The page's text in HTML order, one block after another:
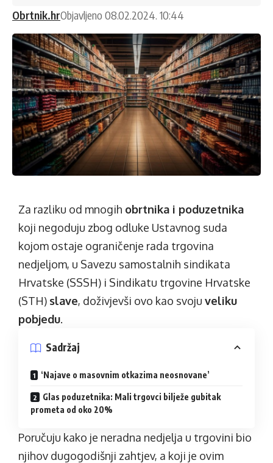
Obrtnik.hrObjavljeno 08.02.2024. 10:44
Za razliku od mnogih obrtnika i poduzetnika
koji negoduju zbog odluke Ustavnog suda
kojom ostaje ograničenje rada trgovina
nedjeljom, u Savezu samostalnih sindikata
Hrvatske (SSSH) i Sindikatu trgovine Hrvatske
(STH) slave, doživjevši ovo kao svoju veliku
pobjedu.
Sadržaj
‘Najave o masovnim otkazima neosnovane’
Glas poduzetnika: Mali trgovci bilježe gubitak
prometa od oko 20%
Poručuju kako je neradna nedjelja u trgovini bio
njihov dugogodišnji zahtjev, a koji je ovim